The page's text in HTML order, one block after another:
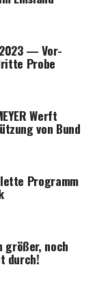
— Vor­
Pro­be
Werft
von Bund
Pro­gramm
grö­ßer, noch
durch!